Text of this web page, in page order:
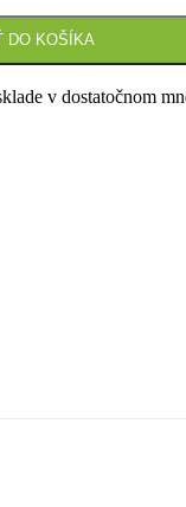
DO KOŠÍKA
v dostatočnom